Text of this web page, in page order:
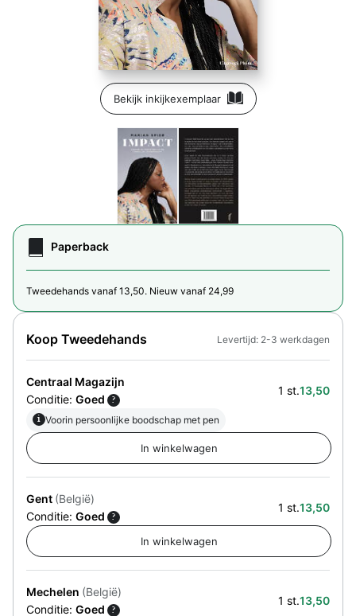
Bekijk inkijkexemplaar
Paperback
Tweedehands vanaf 13,50. Nieuw vanaf 24,99
Koop Tweedehands
Centraal Magazijn
Conditie: Goed ?
1 st.13,50
i Voorin persoonlijke boodschap met pen
Gent (België)
Conditie: Goed ?
1 st.13,50
Mechelen (België)
Conditie: Goed ?
1 st.13,50
Levertijd: 2-3 werkdagen